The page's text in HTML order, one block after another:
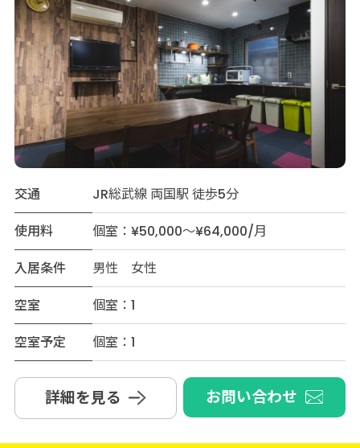
交通
JR総武線 両国駅 徒歩5分
使用料
個室：¥50,000～¥64,000/月
入居条件
男性 女性
空室
個室：1
空室予定
個室：1
詳細を見る お問い合わせ